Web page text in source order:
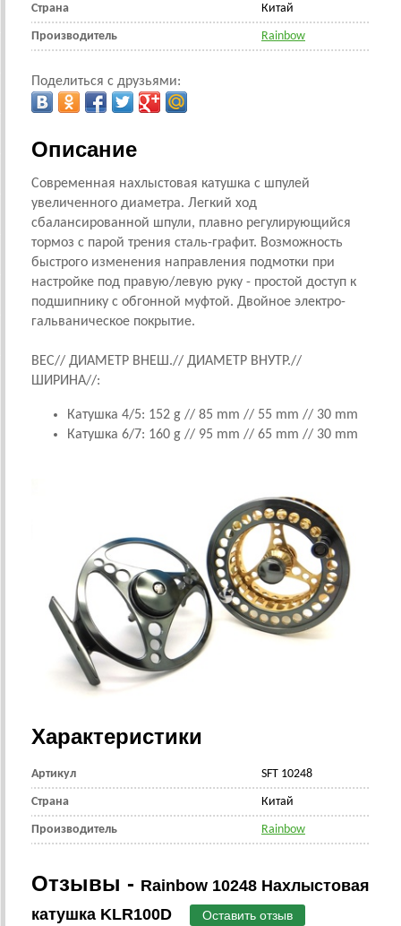
Страна Китай
Производитель Rainbow
Поделиться с друзьями:
Описание
Современная нахлыстовая катушка с шпулей
увеличенного диаметра. Легкий ход
сбалансированной шпули, плавно регулирующийся
тормоз с парой трения сталь-графит. Возможность
быстрого изменения направления подмотки при
настройке под правую/левую руку - простой доступ к
подшипнику с обгонной муфтой. Двойное электро-
гальваническое покрытие.
ВЕС// ДИАМЕТР ВНЕШ.// ДИАМЕТР ВНУТР.//
ШИРИНА//:
Катушка 4/5: 152 g // 85 mm // 55 mm // 30 mm
Катушка 6/7: 160 g // 95 mm // 65 mm // 30 mm
Характеристики
Артикул SFT 10248
Страна Китай
Производитель Rainbow
Отзывы - Rainbow 10248 Нахлыстовая
катушка KLR100D
Оставить отзыв